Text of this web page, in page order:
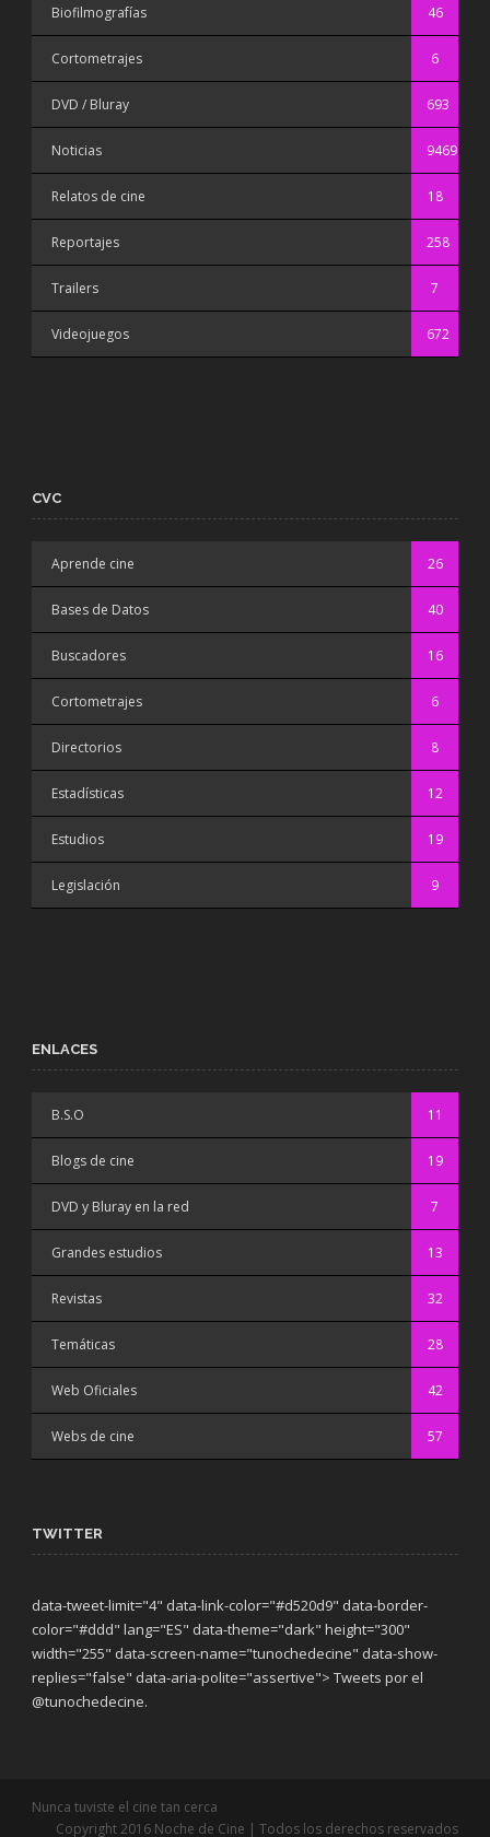
Biofilmografías 46
Cortometrajes 6
DVD / Bluray 693
Noticias 9469
Relatos de cine 18
Reportajes 258
Trailers 7
Videojuegos 672
CVC
Aprende cine 26
Bases de Datos 40
Buscadores 16
Cortometrajes 6
Directorios 8
Estadísticas 12
Estudios 19
Legislación 9
ENLACES
B.S.O 11
Blogs de cine 19
DVD y Bluray en la red 7
Grandes estudios 13
Revistas 32
Temáticas 28
Web Oficiales 42
Webs de cine 57
TWITTER
data-tweet-limit="4" data-link-color="#d520d9" data-border-
color="#ddd" lang="ES" data-theme="dark" height="300"
width="255" data-screen-name="tunochedecine" data-show-
replies="false" data-aria-polite="assertive"> Tweets por el
@tunochedecine.
Nunca tuviste el cine tan cerca
Copyright 2016 Noche de Cine | Todos los derechos reservados